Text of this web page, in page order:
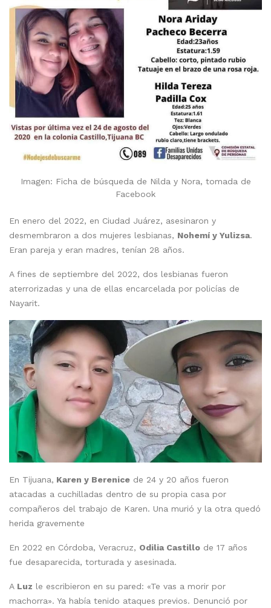
Imagen: Ficha de búsqueda de Nilda y Nora, tomada de
Facebook
En enero del 2022, en Ciudad Juárez, asesinaron y
desmembraron a dos mujeres lesbianas, Nohemí y Yulizsa.
Eran pareja y eran madres, tenían 28 años.
A fines de septiembre del 2022, dos lesbianas fueron
aterrorizadas y una de ellas encarcelada por policías de
Nayarit.
En Tijuana, Karen y Berenice de 24 y 20 años fueron
atacadas a cuchilladas dentro de su propia casa por
compañeros del trabajo de Karen. Una murió y la otra quedó
herida gravemente
En 2022 en Córdoba, Veracruz, Odilia Castillo de 17 años
fue desaparecida, torturada y asesinada.
A Luz le escribieron en su pared: «Te vas a morir por
machorra». Ya había tenido ataques previos. Denunció por